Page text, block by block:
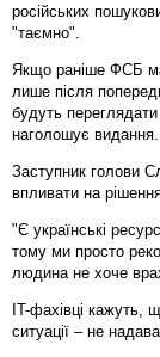
російських
"таємно".
Якщо раніше ФСБ
лише після
будуть
наголошує видання.
Заступник голови
впливати на
"Є українські
тому ми просто
людина не хоче
IT-фахівці кажуть,
ситуації – не